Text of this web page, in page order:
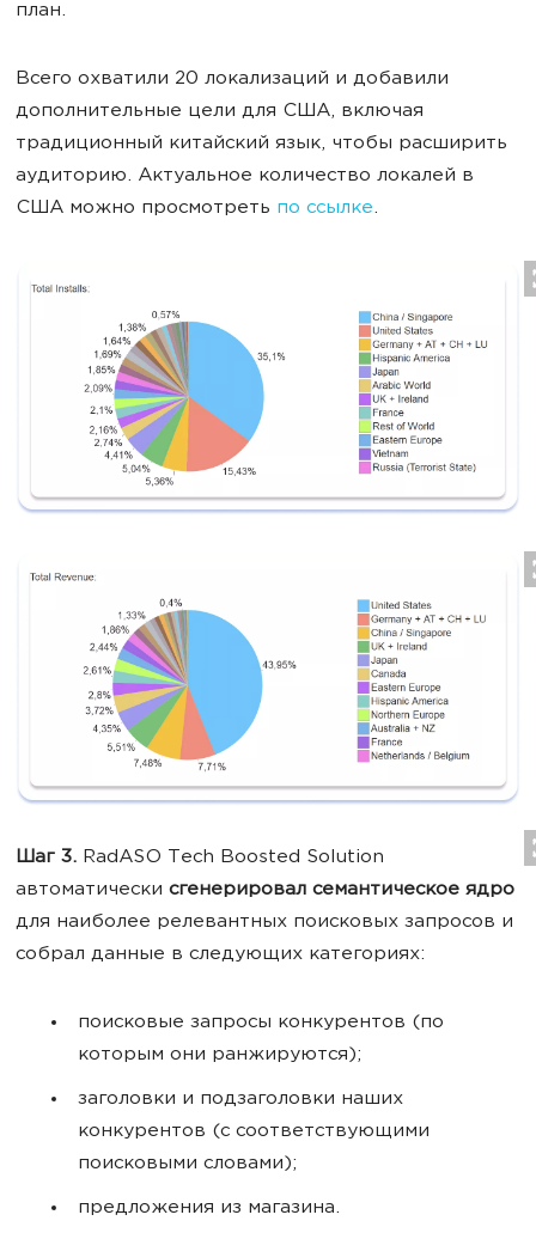
план.
Всего охватили 20 локализаций и добавили
дополнительные цели для США, включая
традиционный китайский язык, чтобы расширить
аудиторию. Актуальное количество локалей в
США можно просмотреть по ссылке.
Шаг 3. RadASO Tech Boosted Solution
автоматически сгенерировал семантическое ядро
для наиболее релевантных поисковых запросов и
собрал данные в следующих категориях:
поисковые запросы конкурентов (по
которым они ранжируются);
заголовки и подзаголовки наших
конкурентов (с соответствующими
поисковыми словами);
предложения из магазина.